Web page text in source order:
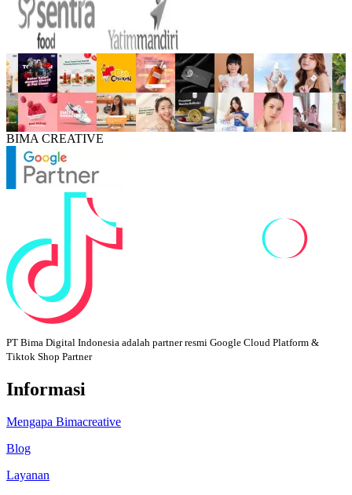
BIMA CREATIVE
PT Bima Digital Indonesia adalah partner resmi Google Cloud Platform &
Tiktok Shop Partner
Informasi
Mengapa Bimacreative
Blog
Layanan